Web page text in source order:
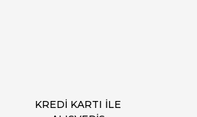
KREDİ KARTI İLE